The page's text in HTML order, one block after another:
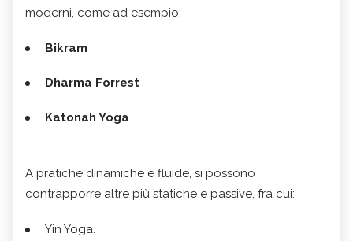
moderni, come ad esempio:
Bikram
Dharma Forrest
Katonah Yoga.
A pratiche dinamiche e fluide, si possono
contrapporre altre più statiche e passive, fra cui:
Yin Yoga.